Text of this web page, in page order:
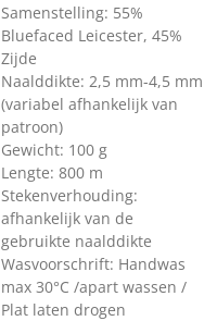
Samenstelling: 55%
Bluefaced Leicester, 45%
Zijde
Naalddikte: 2,5 mm-4,5 mm
(variabel afhankelijk van
patroon)
Gewicht: 100 g
Lengte: 800 m
Stekenverhouding:
afhankelijk van de
gebruikte naalddikte
Wasvoorschrift: Handwas
max 30°C /apart wassen /
Plat laten drogen